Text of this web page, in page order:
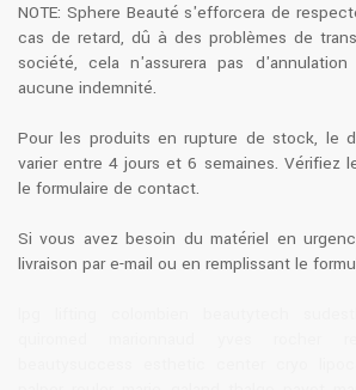
NOTE: Sphere Beauté s'efforcera de
cas de retard, dû à des problèmes de
société, cela n'assurera pas
aucune indemnité.
Pour les produits en rupture de stock, le
varier entre 4 jours et 6 semaines. Vérifiez
le formulaire de contact.
Si vous avez besoin du matériel en
livraison par e-mail ou en remplissant le